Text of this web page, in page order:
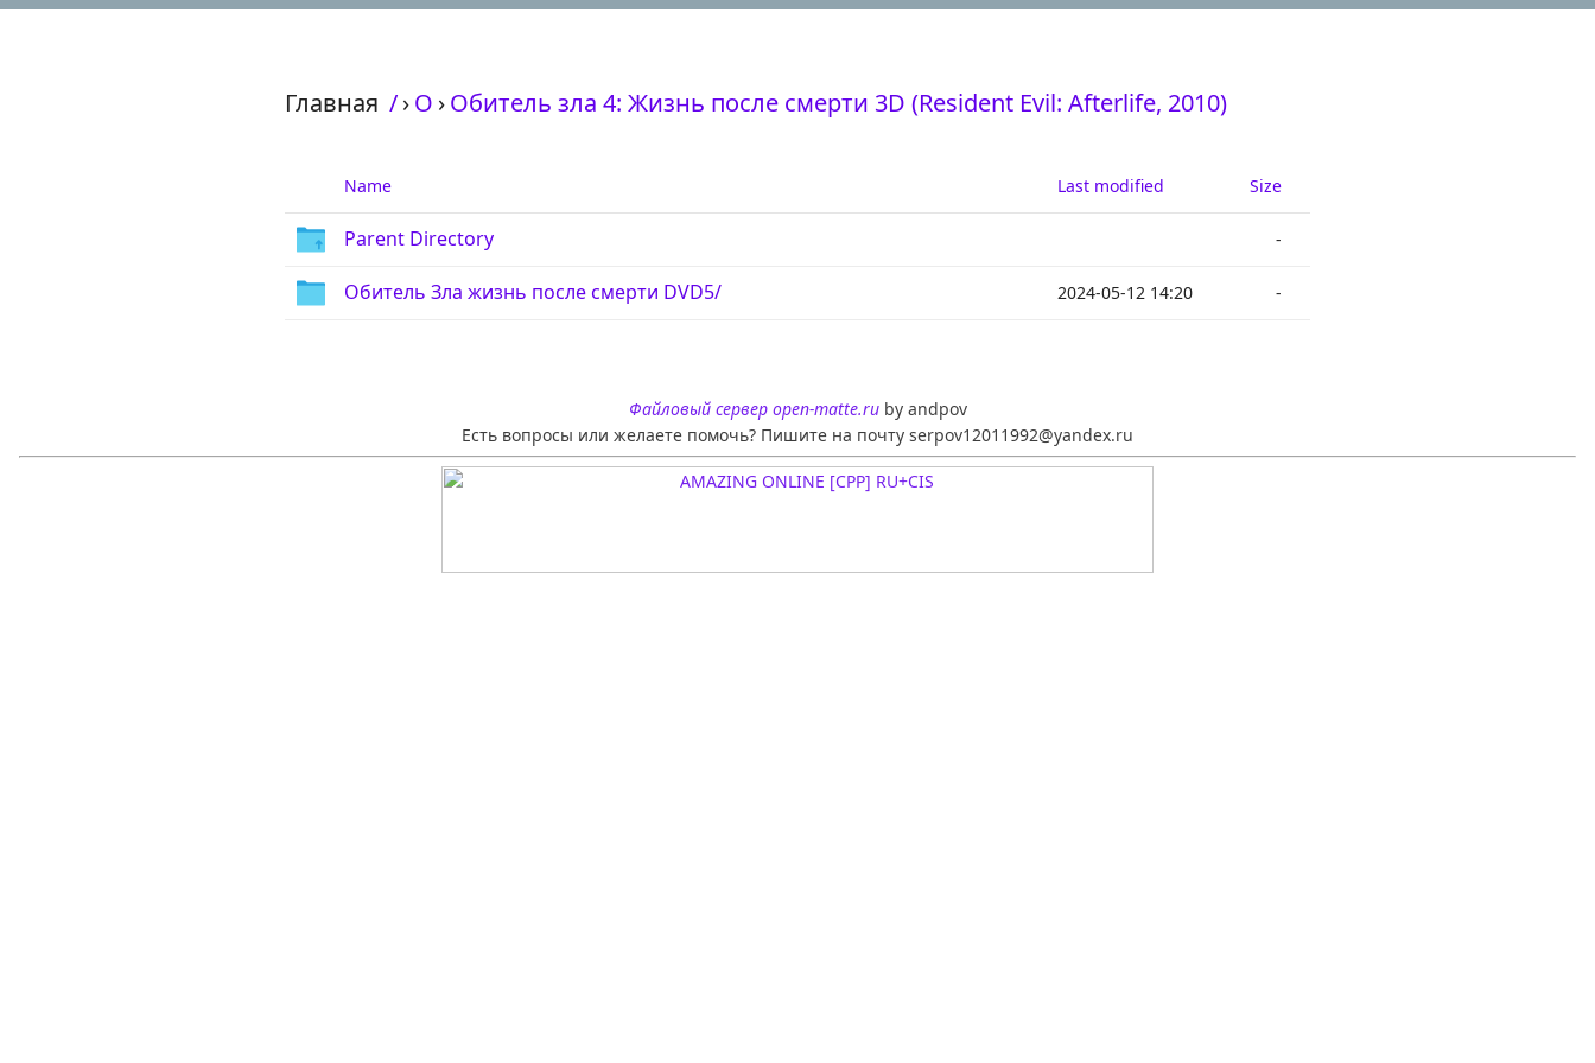
Главная /›О ›Обитель зла 4: Жизнь после смерти 3D (Resident Evil: Afterlife, 2010)
Name Last modified Size
Parent Directory -
Обитель Зла жизнь после смерти DVD5/ 2024-05-12 14:20 -
Файловый сервер open-matte.ruby andpov
Есть вопросы или желаете помочь? Пишите на почту serpov12011992@yandex.ru